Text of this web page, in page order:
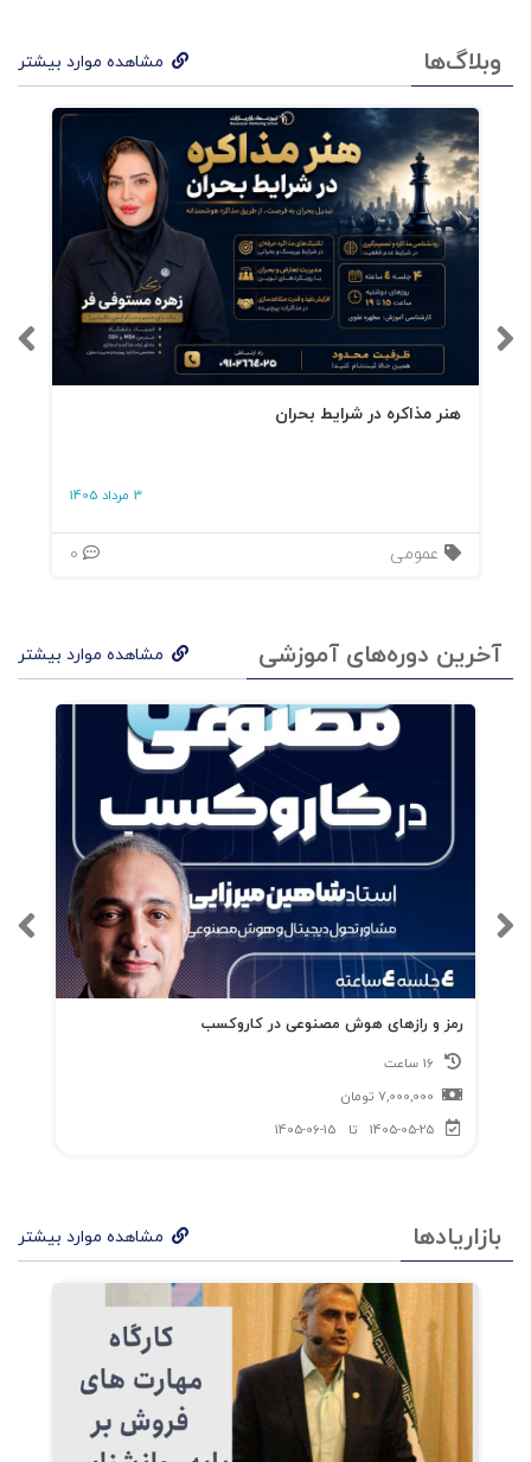
وبلاگ‌ها مشاهده موارد بیشتر
هنر مذاکره در شرایط بحران
3 مرداد 1405
عمومی
آخرین دوره‌های آموزشی مشاهده موارد بیشتر
رمز و رازهای هوش مصنوعی در کاروکسب
7,000,000 تومان
1405-05-25
تا 1405-06-15
بازاریادها مشاهده موارد بیشتر